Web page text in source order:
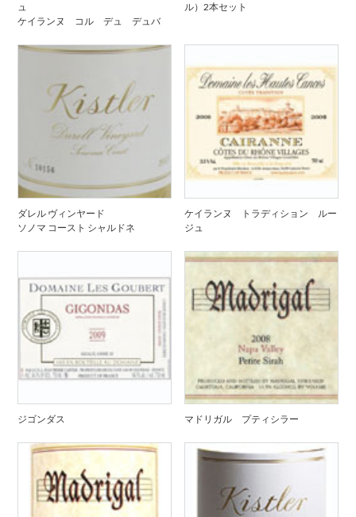
ュ
ケイランヌ コル デュ デュバ
ル）2本セット
ダレル ヴィンヤード
ソノマ コースト シャルドネ
ケイランヌ トラディション ルー
ジュ
ジゴンダス マドリガル プティシラー